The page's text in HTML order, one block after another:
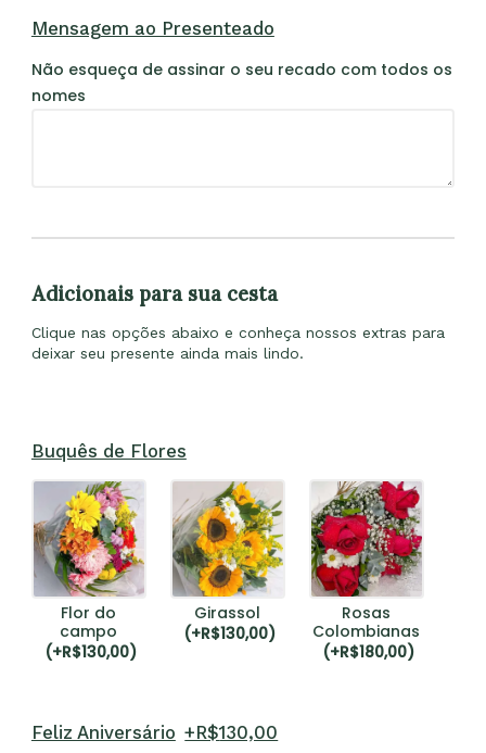
Mensagem ao Presenteado
Não esqueça de assinar o seu recado com todos os
nomes
Adicionais para sua cesta
Clique nas opções abaixo e conheça nossos extras para
deixar seu presente ainda mais lindo.
Buquês de Flores
Flor do
campo
(+R$130,00)
Girassol
(+R$130,00)
Rosas
Colombianas
(+R$180,00)
Feliz Aniversário +R$130,00